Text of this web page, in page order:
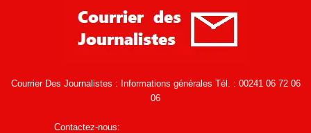
Courrier Des Journalistes : Informations générales Tél. : 00241 06 72 06
06
Contactez-nous: